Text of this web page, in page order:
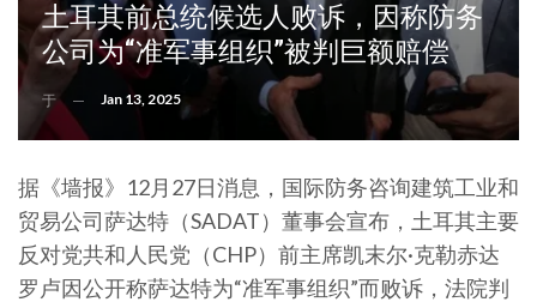
土耳其前总统候选人败诉，因称防务
公司为“准军事组织”被判巨额赔偿
于 Jan 13, 2025
据《墙报》12月27日消息，国际防务咨询建筑工业和
贸易公司萨达特（SADAT）董事会宣布，土耳其主要
反对党共和人民党（CHP）前主席凯末尔·克勒赤达
罗卢因公开称萨达特为“准军事组织”而败诉，法院判